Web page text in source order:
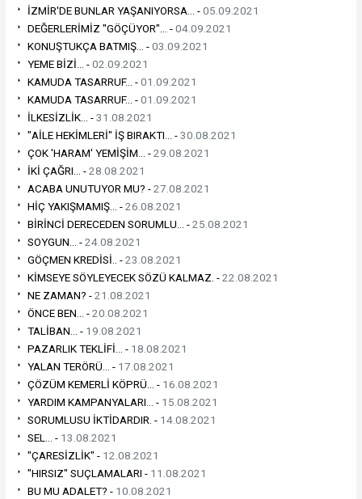
İZMİR'DE BUNLAR YAŞANIYORSA... -05.09.2021
DEĞERLERİMİZ "GÖÇÜYOR"... -04.09.2021
KONUŞTUKÇA BATMIŞ... -03.09.2021
YEME BİZİ... -02.09.2021
KAMUDA TASARRUF... -01.09.2021
KAMUDA TASARRUF... -01.09.2021
İLKESİZLİK... -31.08.2021
"AİLE HEKİMLERİ" İŞ BIRAKTI... -30.08.2021
ÇOK 'HARAM' YEMİŞİM... -29.08.2021
İKİ ÇAĞRI... -28.08.2021
ACABA UNUTUYOR MU? -27.08.2021
HİÇ YAKIŞMAMIŞ... -26.08.2021
BİRİNCİ DERECEDEN SORUMLU... -25.08.2021
SOYGUN... -24.08.2021
GÖÇMEN KREDİSİ.. -23.08.2021
KİMSEYE SÖYLEYECEK SÖZÜ KALMAZ. -22.08.2021
NE ZAMAN? -21.08.2021
ÖNCE BEN... -20.08.2021
TALİBAN... - 19.08.2021
PAZARLIK TEKLİFİ... - 18.08.2021
YALAN TERÖRÜ... - 17.08.2021
ÇÖZÜM KEMERLİ KÖPRÜ... - 16.08.2021
YARDIM KAMPANYALARI... - 15.08.2021
SORUMLUSU İKTİDARDIR. - 14.08.2021
SEL... - 13.08.2021
"ÇARESİZLİK" - 12.08.2021
"HIRSIZ" SUÇLAMALARI - 11.08.2021
BU MU ADALET? - 10.08.2021